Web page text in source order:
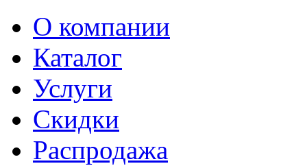
О компании
Каталог
Услуги
Скидки
Распродажа